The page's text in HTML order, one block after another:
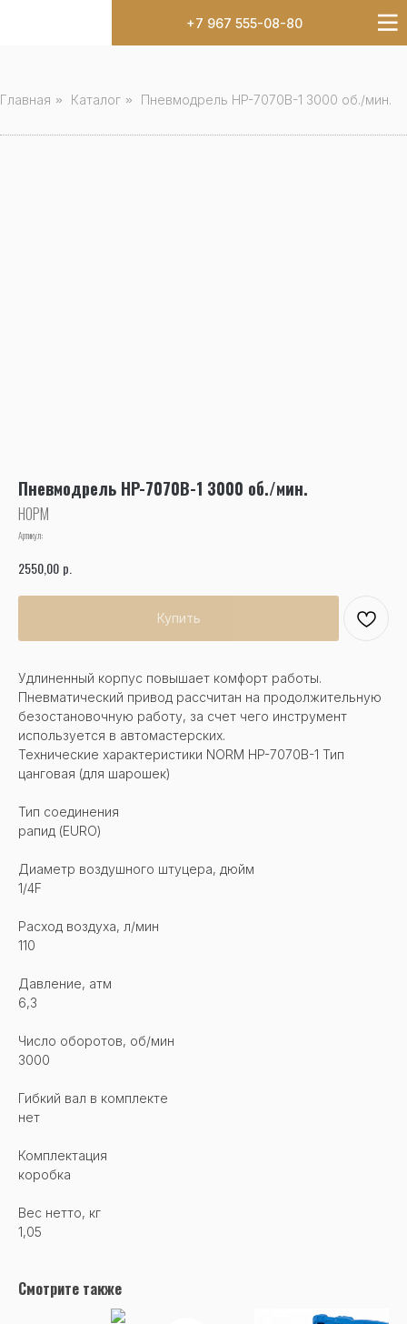
+7 967 555-08-80
Главная » Каталог » Пневмодрель HP-7070B-1 3000 об./мин.
Пневмодрель HP-7070B-1 3000 об./мин.
НОРМ
Артикул:
2550,00 р.
Купить
Удлиненный корпус повышает комфорт работы.
Пневматический привод рассчитан на продолжительную
безостановочную работу, за счет чего инструмент
используется в автомастерских.
Технические характеристики NORM HP-7070B-1 Тип
цанговая (для шарошек)
Тип соединения
рапид (EURO)
Диаметр воздушного штуцера, дюйм
1/4F
Расход воздуха, л/мин
110
Давление, атм
6,3
Число оборотов, об/мин
3000
Гибкий вал в комплекте
нет
Комплектация
коробка
Вес нетто, кг
1,05
Смотрите также